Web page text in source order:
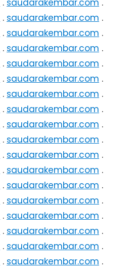
. saudarakembar.com .
. saudarakembar.com .
. saudarakembar.com .
. saudarakembar.com .
. saudarakembar.com .
. saudarakembar.com .
. saudarakembar.com .
. saudarakembar.com .
. saudarakembar.com .
. saudarakembar.com .
. saudarakembar.com .
. saudarakembar.com .
. saudarakembar.com .
. saudarakembar.com .
. saudarakembar.com .
. saudarakembar.com .
. saudarakembar.com .
. saudarakembar.com .